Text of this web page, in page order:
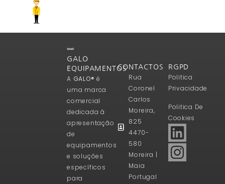
GALO
EQUIPAMENTOS
A GALO® é
uma marca
comercial
dedicada à
apresentação
de
equipamentos
e soluções
específicos
para
CONTACTOS
Rua
Coronel
Carlos
Moreira,
825
4470-
580
Moreira |
Maia
Portugal
RGPD
Politica
Privacidade
Politica De
Cookies